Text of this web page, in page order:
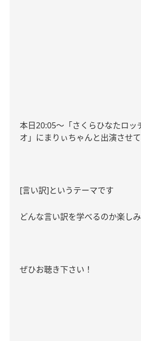
本日20:05〜「さくらひなたロッ
オ」にまりぃちゃんと出演させ
[言い訳]というテーマです
どんな言い訳を学べるのか楽し
ぜひお聴き下さい！